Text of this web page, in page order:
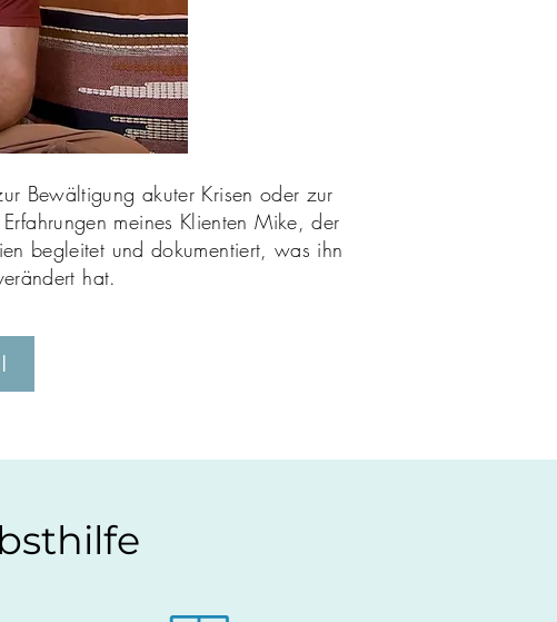
Bewältigung akuter Krisen oder zur
meines Klienten Mike, der
begleitet und dokumentiert, was ihn
hat.